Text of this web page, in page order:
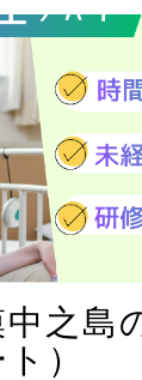
之島
）